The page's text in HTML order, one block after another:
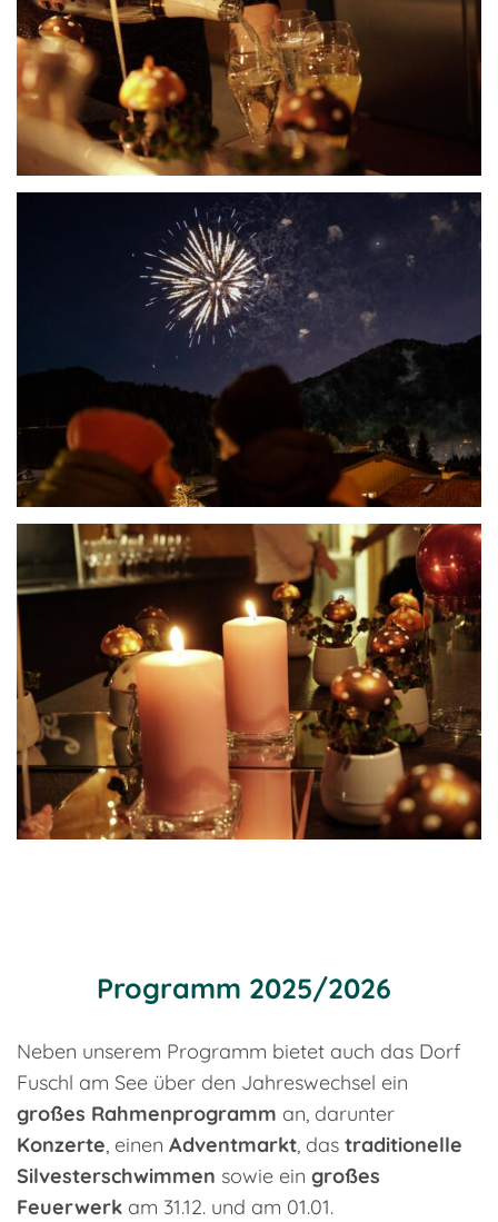
Programm 2025/2026
Neben unserem Programm bietet auch das Dorf
Fuschl am See über den Jahreswechsel ein
großes Rahmenprogramm an, darunter
Konzerte, einen Adventmarkt, das traditionelle
Silvesterschwimmen sowie ein großes
Feuerwerk am 31.12. und am 01.01.